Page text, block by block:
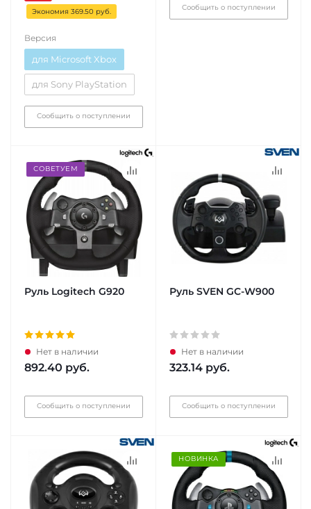
Экономия 369.50 руб.
Версия
для Microsoft Xbox
для Sony PlayStation
Сообщить о поступлении
Сообщить о поступлении
СОВЕТУЕМ
Руль Logitech G920
Нет в наличии
892.40 руб.
Сообщить о поступлении
Руль SVEN GC-W900
Нет в наличии
323.14 руб.
Сообщить о поступлении
НОВИНКА